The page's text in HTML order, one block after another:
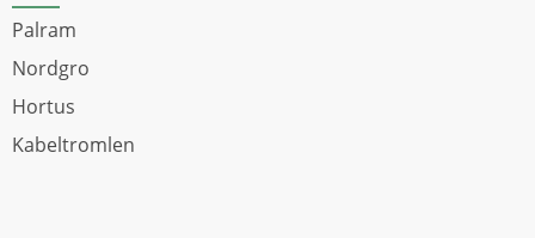
Palram
Nordgro
Hortus
Kabeltromlen